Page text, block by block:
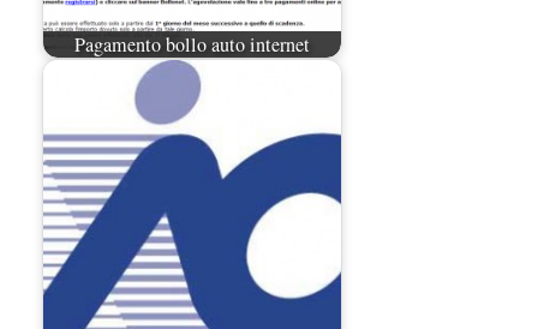
Pagamento bollo auto internet